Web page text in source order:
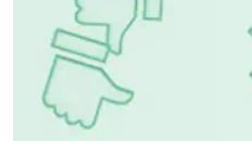
Conversiones
Copiadoras